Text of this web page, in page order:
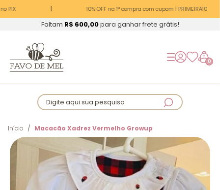
PIX 10% OFF na 1ª compra com cupom | PRIMEIRA10
Faltam R$ 600,00para ganhar frete grátis!
0
Digite aqui sua pesquisa
Início Macacão Xadrez Vermelho Growup